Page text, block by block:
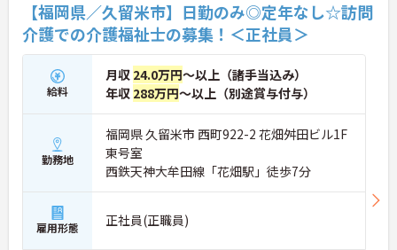
【福岡県／久留米市】日勤のみ◎定年なし☆訪問
介護での介護福祉士の募集！＜正社員＞
給料
月収 24.0万円～以上（諸手当込み）
年収 288万円～以上（別途賞与付与）
勤務地
福岡県 久留米市 西町922-2 花畑舛田ビル1F
東号室
西鉄天神大牟田線「花畑駅」徒歩7分
雇用形態 正社員(正職員)